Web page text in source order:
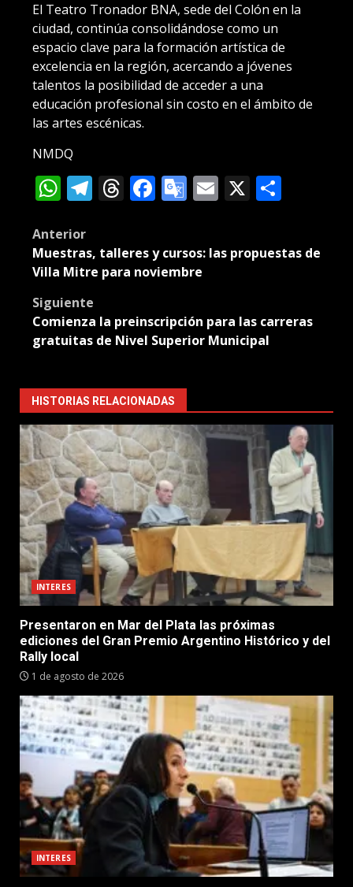
El Teatro Tronador BNA, sede del Colón en la
ciudad, continúa consolidándose como un
espacio clave para la formación artística de
excelencia en la región, acercando a jóvenes
talentos la posibilidad de acceder a una
educación profesional sin costo en el ámbito de
las artes escénicas.
NMDQ
WhatsApp
Telegram
Threads
Facebook
Google
Email
X
Post
navigation
Anterior
Muestras, talleres y cursos: las propuestas de
Villa Mitre para noviembre
Siguiente
Comienza la preinscripción para las carreras
gratuitas de Nivel Superior Municipal
HISTORIAS RELACIONADAS
INTERES
Presentaron en Mar del Plata las próximas
ediciones del Gran Premio Argentino Histórico y del
Rally local
1 de agosto de 2026
INTERES